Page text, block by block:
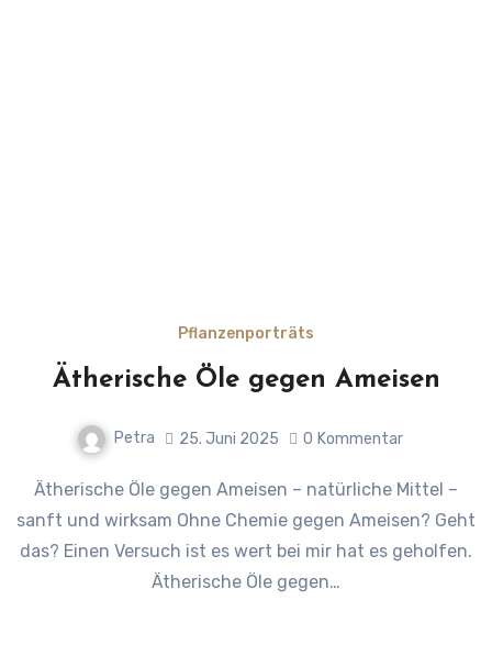
Pflanzenporträts
Ätherische Öle gegen Ameisen
Petra 25. Juni 2025 0 Kommentar
Ätherische Öle gegen Ameisen – natürliche Mittel –
sanft und wirksam Ohne Chemie gegen Ameisen? Geht
das? Einen Versuch ist es wert bei mir hat es geholfen.
Ätherische Öle gegen…